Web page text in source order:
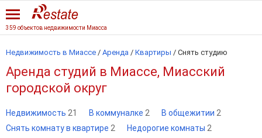
359 объектов недвижимости Миасса
Недвижимость в Миассе / Аренда / Квартиры / Снять студию
Аренда студий в Миассе, Миасский
городской округ
Недвижимость 21 В коммуналке 2 В общежитии 2
Снять комнату в квартире 2 Недорогие комнаты 2